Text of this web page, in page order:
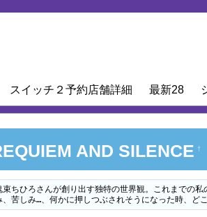
スイッチ２予約店舗詳細 最新28
AND SILENCE †
束ちひろさんが創り出す独特の世界観。これまでの
、苦しみ…、何かに押しつぶされそうになった時、ど